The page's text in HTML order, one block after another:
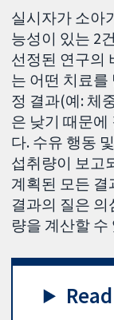
실시자가 소아
능성이 있는 2
선정된 연구의
는 어떤 치료를
정 결과(예: 체
은 낮기 때문에
다. 수유 행동
섭취량이 보고
계획된 모든
결과의 질은
량을 계산할